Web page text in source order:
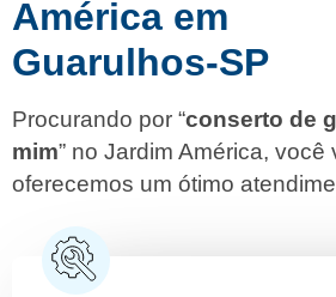
América em
Guarulhos-SP
Procurando por “conserto de
mim” no Jardim América, você
oferecemos um ótimo